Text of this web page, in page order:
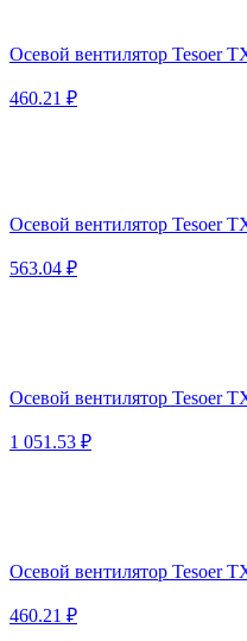
Осевой вентилятор Tesoer
460.21 ₽
Осевой вентилятор Tesoer
563.04 ₽
Осевой вентилятор Tesoer
1 051.53 ₽
Осевой вентилятор Tesoer
460.21 ₽